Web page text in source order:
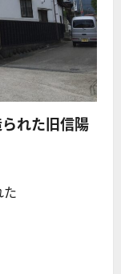
れた旧信陽
た